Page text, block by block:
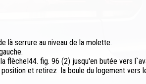
là serrure au niveau de la molette.
flècheI44. fig. 96 (2) jusqu'en butée vers
et retirez la boule du logement vers